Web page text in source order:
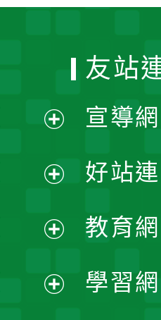
開
選
單
開
選
開
友站
宣導
好站
教育
學習